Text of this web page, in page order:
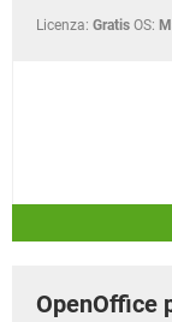
Licenza: Gratis OS:
OpenOffice